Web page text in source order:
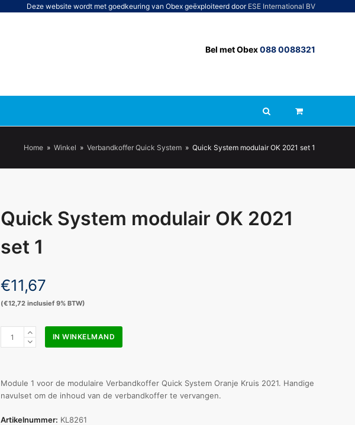
Deze website wordt met goedkeuring van Obex geëxploiteerd door ESE International BV
Bel met Obex088 0088321
Home » Winkel » Verbandkoffer Quick System » Quick System modulair OK 2021 set 1
Quick System modulair OK 2021
set 1
€11,67
(€12,72inclusief 9% BTW)
2021
set
aantal
IN WINKELMAND
Module 1 voor de modulaire Verbandkoffer Quick System Oranje Kruis 2021. Handige
navulset om de inhoud van de verbandkoffer te vervangen.
Artikelnummer: KL8261